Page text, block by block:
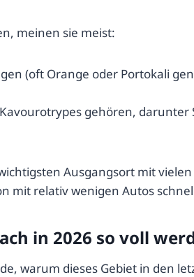
meinen sie meist:
(oft Orange oder Portokali
gehören,
Ausgangsort mit
mit relativ wenigen Autos
in 2026 so voll
warum dieses Gebiet in den